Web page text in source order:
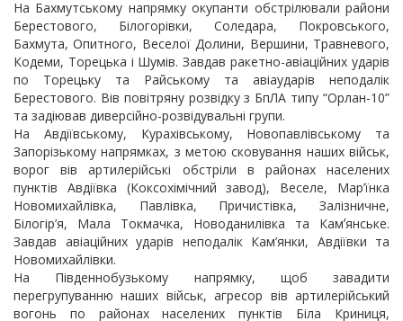
На Бахмутському напрямку окупанти обстрілювали райони
Берестового, Білогорівки, Соледара, Покровського,
Бахмута, Опитного, Веселої Долини, Вершини, Травневого,
Кодеми, Торецька і Шумів. Завдав ракетно-авіаційних ударів
по Торецьку та Райському та авіаударів неподалік
Берестового. Вів повітряну розвідку з БпЛА типу “Орлан-10”
та задіював диверсійно-розвідувальні групи.
На Авдіївському, Курахівському, Новопавлівському та
Запорізькому напрямках, з метою сковування наших військ,
ворог вів артилерійські обстріли в районах населених
пунктів Авдіївка (Коксохімічний завод), Веселе, Мар’їнка
Новомихайлівка, Павлівка, Причистівка, Залізничне,
Білогір’я, Мала Токмачка, Новоданилівка та Камʼянське.
Завдав авіаційних ударів неподалік Кам’янки, Авдіївки та
Новомихайлівки.
На Південнобузькому напрямку, щоб завадити
перегрупуванню наших військ, агресор вів артилерійський
вогонь по районах населених пунктів Біла Криниця,